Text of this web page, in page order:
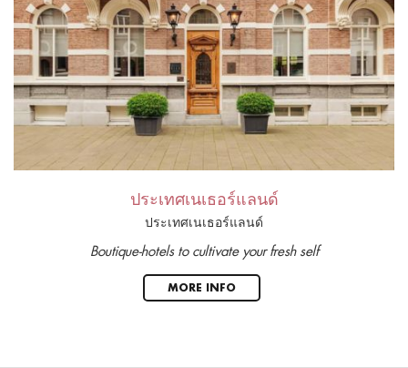
ประเทศเนเธอร์แลนด์
ประเทศเนเธอร์แลนด์
Boutique-hotels to cultivate your fresh self
MORE INFO